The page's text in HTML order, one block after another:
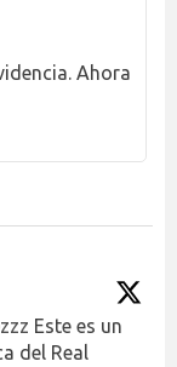
Ahora
Este es un
del Real